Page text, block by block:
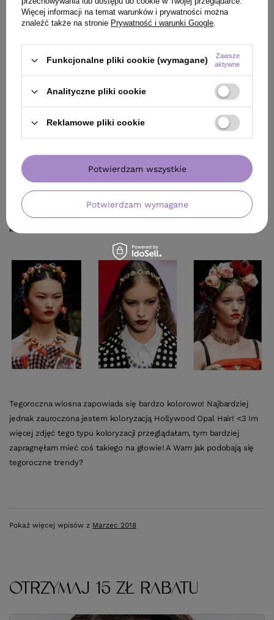
Po piąte: Dodatki!
Kolorowe spinki, opaski, chusty, korale, kwiaty... zawsze stanowią
swoistą wisienkę na torcie każdej stylizacji. :) Każda, nawet
najprostsza fryzura przyozdobiona jakimś fantazyjnym dodatkiem
nabiera od razu stylu. W tym sezonie nie jest inaczej, starajmy się
wplatać w nasze włosy jak najwięcej dodatków o niebanalnych
kształtach i formach.
Tegoroczna wiosna zapowiada się bardzo kolorowo! Najbardziej
jednak zauroczona jestem koloryzacją Hollywood Opal Hair! <3 Im
więcej zdjęć tego typu koloryzacji przeglądałam, tym bardziej
zapragnęłam mieć coś takiego na głowie! A Wam jak podobają się
tegoroczne trendy?
Pokaż więcej wpisów z Marzec 2018
OTRZYMAJ 15 ZŁ RABATU
Więcej informacji na temat warunków i prywatności można
znaleźć także na stronie Prywatność i warunki Google.
Funkcjonalne pliki cookie (wymagane)
Zawsze
aktywne
Analityczne pliki cookie
Reklamowe pliki cookie
Potwierdzam wymagane
Potwierdzam wszystkie